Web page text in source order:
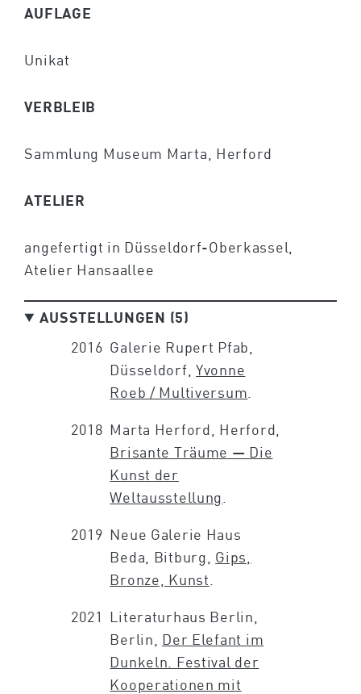
AUFLAGE
Unikat
VERBLEIB
Sammlung Museum Marta, Herford
ATELIER
angefertigt in Düsseldorf-Oberkassel,
Atelier Hansaallee
AUSSTELLUNGEN (5)
2016 Galerie Rupert Pfab,
Düsseldorf,Yvonne
Roeb / Multiversum
2018 Marta Herford, Herford,
Brisante Träume — Die
Kunst der
Weltausstellung
2019 Neue Galerie Haus
Beda, Bitburg, Gips,
Bronze, Kunst
2021 Literaturhaus Berlin,
Berlin, Der Elefant im
Dunkeln. Festival der
Kooperationen mit